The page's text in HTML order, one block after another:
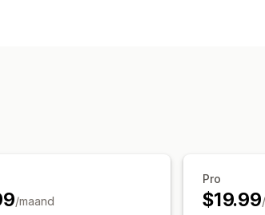
merk
E-mailmeldingen
Analytics voor verzendingen
/maand
Pro
$19.99